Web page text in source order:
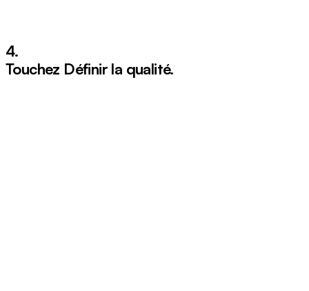
4.
Touchez Définir la qualité.